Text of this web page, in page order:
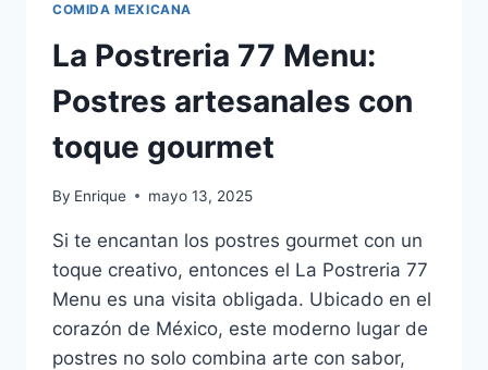
COMIDA MEXICANA
La Postreria 77 Menu:
Postres artesanales con
toque gourmet
By Enrique mayo 13, 2025
Si te encantan los postres gourmet con un
toque creativo, entonces el La Postreria 77
Menu es una visita obligada. Ubicado en el
corazón de México, este moderno lugar de
postres no solo combina arte con sabor,